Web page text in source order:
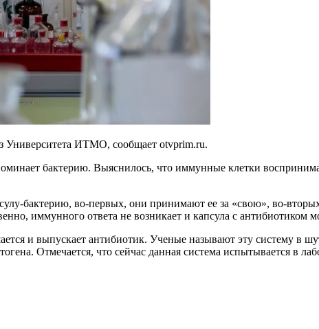
Университета ИТМО, сообщает otvprim.ru.
бактерию. Выяснилось, что иммунные клетки
бактерию, во-первых, они принимают ее за «свою», во-
иммунного ответа не возникает и капсула с антибиотиком
и выпускает антибиотик. Ученые называют эту систему в
Отмечается, что сейчас данная система испытывается в